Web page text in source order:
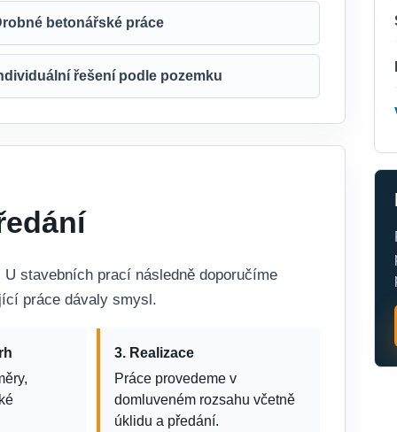
betonářské práce
řešení podle pozemku
stavebních prací následně doporučíme
práce dávaly smysl.
3. Realizace
Práce provedeme v
domluveném rozsahu včetně
úklidu a předání.